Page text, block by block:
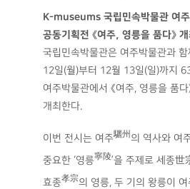
K-museums 국립민속박물관 여주
공동기획전 《여주, 영릉을 품다》 개
국립민속박물관은 여주박물관과
12일(월)부터 12월 13일(일)까지
여주박물관에서 《여주, 영릉을 품
개최한다.
이번 전시는 여주驪州 의 역사와 여
중요한 ‘영릉寧陵’을 주제로 세종世
효종孝宗의 영릉, 두 기의 왕릉이